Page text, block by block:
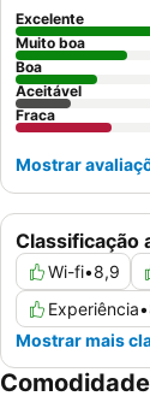
desfrutar
Classificação
Wi-fi•8,9
Experiência•
Mostrar mais
Excelente
Muito boa
Boa
Aceitável
Fraca
Mostrar